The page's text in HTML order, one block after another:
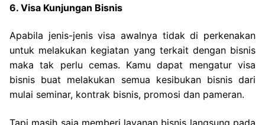
6. Visa Kunjungan Bisnis
Apabila jenis-jenis visa awalnya tidak di perkenakan
untuk melakukan kegiatan yang terkait dengan bisnis
maka tak perlu cemas. Kamu dapat mengatur visa
bisnis buat melakukan semua kesibukan bisnis dari
mulai seminar, kontrak bisnis, promosi dan pameran.
Tapi masih saja memberi layanan bisnis langsung pada